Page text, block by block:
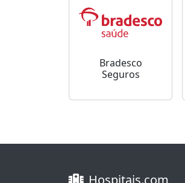
Bradesco
Seguros
Hospitais.com